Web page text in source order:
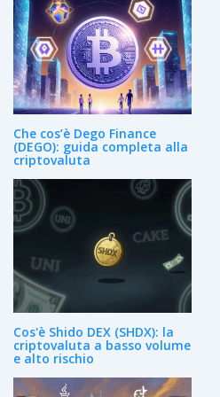
Che cos’è Dego Finance
(DEGO): guida completa alla
criptovaluta
Cos'è Shido DEX (SHDX): la
criptovaluta a basso volume
e alto rischio